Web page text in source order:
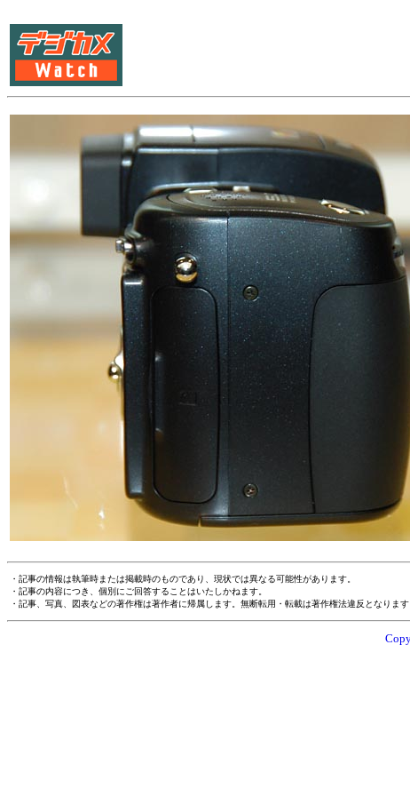
・記事の情報は執筆時または掲載時のものであり、現状では異なる可能性があります。
・記事の内容につき、個別にご回答することはいたしかねます。
・記事、写真、図表などの著作権は著作者に帰属します。無断転用・転載は著作権法違反となり